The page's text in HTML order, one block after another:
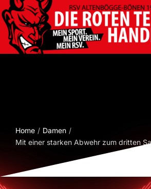
Zum
Inhalt
springen
Verein
Home
Damen
Mit einer starken Abwehr zum dritten